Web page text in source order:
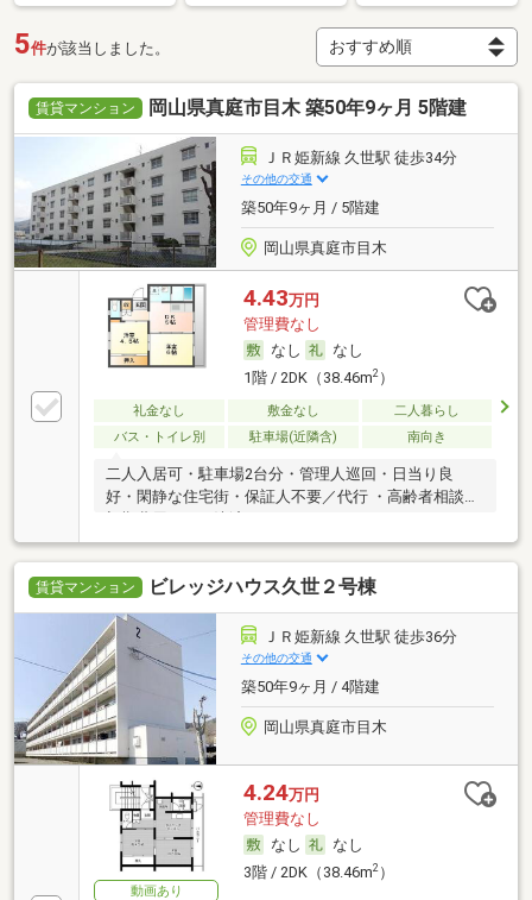
5件が該当しました。
賃貸マンション 岡山県真庭市目木 築50年9ヶ月 5階建
ＪＲ姫新線 久世駅 徒歩34分
その他の交通
築50年9ヶ月 / 5階建
岡山県真庭市目木
4.43万円
管理費なし
なし
なし
1階 / 2DK（38.46m2）
礼金なし 敷金なし
二人暮らし
バス・トイレ別
駐車場(近隣含) 南向き
二人入居可・駐車場2台分・管理人巡回・日当り良
好・閑静な住宅街・保証人不要／代行 ・高齢者相談・
賃貸マンション ビレッジハウス久世２号棟
ＪＲ姫新線 久世駅 徒歩36分
その他の交通
築50年9ヶ月 / 4階建
岡山県真庭市目木
動画あり
4.24万円
管理費なし
なし
なし
3階 / 2DK（38.46m2）